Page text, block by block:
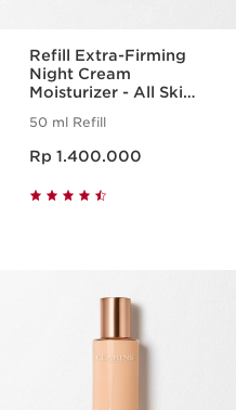
Refill Extra-Firming
Night Cream
Moisturizer - All Skin
50 ml Refill
Rp 1.400.000